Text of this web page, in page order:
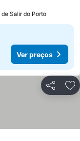
Salir do Porto
Ver preços
Partilhar